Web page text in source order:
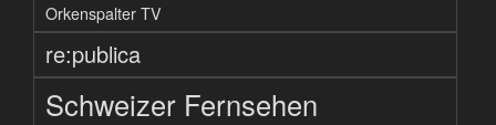
Orkenspalter TV
re:publica
Schweizer Fernsehen